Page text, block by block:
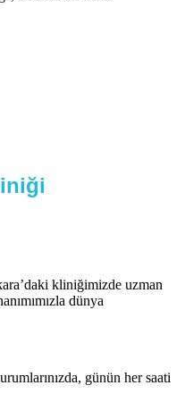
kliniğimizde uzman
dünya
günün her saati